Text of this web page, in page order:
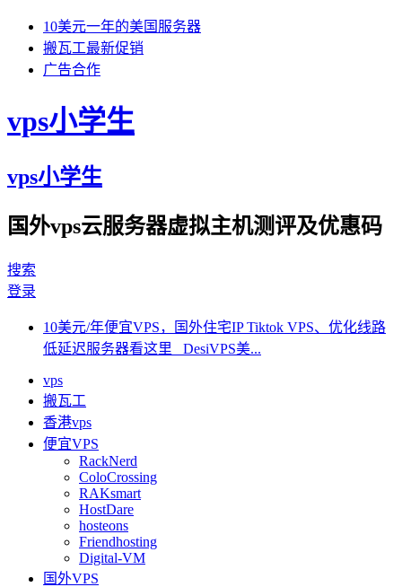
10美元一年的美国服务器
搬瓦工最新促销
广告合作
vps小学生
vps小学生
国外vps云服务器虚拟主机测评及优惠码
搜索
登录
10美元/年便宜VPS，国外住宅IP Tiktok VPS、优化线路
低延迟服务器看这里 DesiVPS美...
vps
搬瓦工
香港vps
便宜VPS
RackNerd
ColoCrossing
RAKsmart
HostDare
hosteons
Friendhosting
Digital-VM
国外VPS